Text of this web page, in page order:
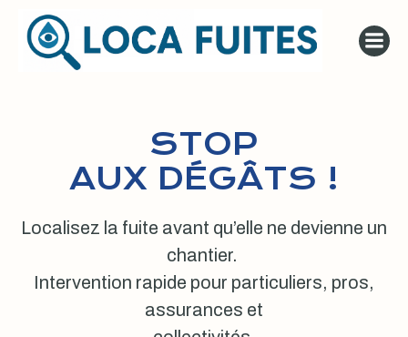
au
contenu
STOP
AUX DÉGÂTS !
Localisez la fuite avant qu’elle ne devienne un
chantier.
Intervention rapide pour particuliers, pros,
assurances et